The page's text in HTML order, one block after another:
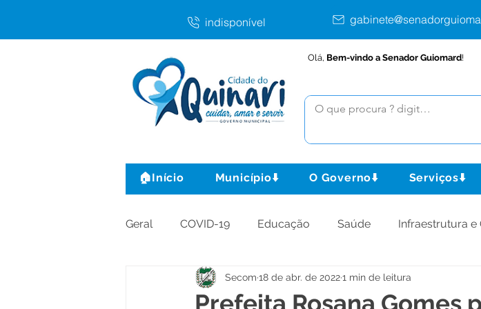
indisponível
Olá, Bem-vindo a Senador Guiomard!
🏠Início Município⬇️ O Governo⬇️ Serviços⬇️
Geral COVID-19 Educação Saúde Infraestrutura e
Agricultura e Produção Comunidade Assistência Social
Prefeita Rosana Gomes
Secom 18 de abr. de 20221 min de leitura